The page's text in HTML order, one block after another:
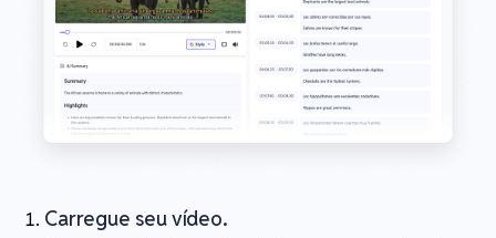
Carregue seu vídeo.